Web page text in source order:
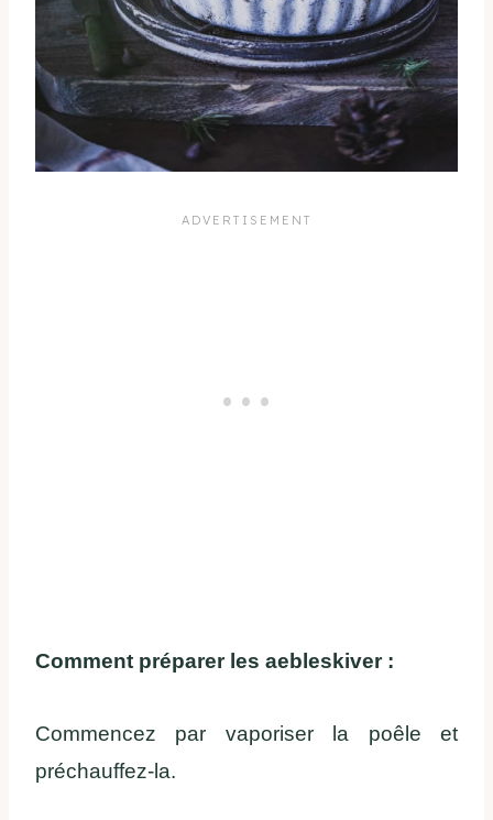
Comment préparer les aebleskiver :
Commencez par vaporiser la poêle et
préchauffez-la.